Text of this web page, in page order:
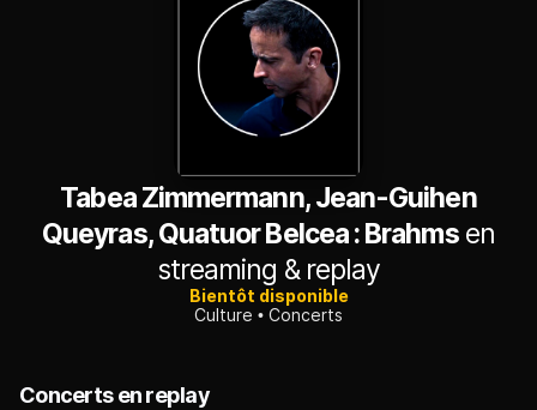
Tabea Zimmermann, Jean-Guihen
Queyras, Quatuor Belcea : Brahmsen
streaming & replay
Bientôt disponible
Culture
Concerts
Concerts en replay